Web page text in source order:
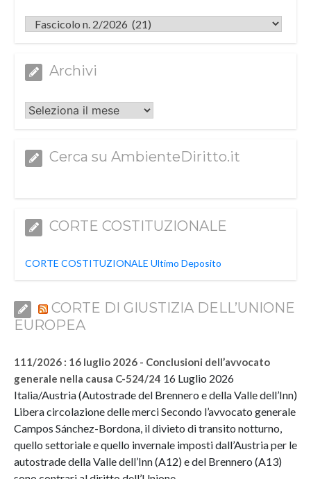
Categorie
Archivi
Archivi
Cerca su AmbienteDiritto.it
CORTE COSTITUZIONALE
CORTE COSTITUZIONALE Ultimo Deposito
CORTE DI GIUSTIZIA DELL’UNIONE
EUROPEA
111/2026 : 16 luglio 2026 - Conclusioni dell’avvocato
generale nella causa C-524/24 16 Luglio 2026
Italia/Austria (Autostrade del Brennero e della Valle dell’Inn)
Libera circolazione delle merci Secondo l’avvocato generale
Campos Sánchez-Bordona, il divieto di transito notturno,
quello settoriale e quello invernale imposti dall’Austria per le
autostrade della Valle dell’Inn (A12) e del Brennero (A13)